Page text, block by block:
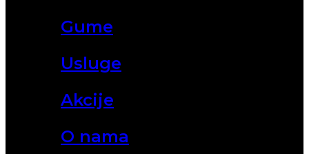
Gume
Usluge
Akcije
O nama